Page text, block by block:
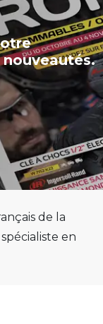
de la
en
centres